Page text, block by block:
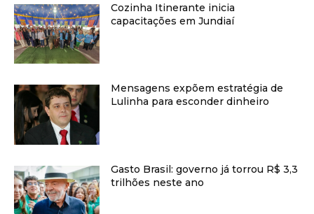
Cozinha Itinerante inicia
capacitações em Jundiaí
Mensagens expõem estratégia de
Lulinha para esconder dinheiro
Gasto Brasil: governo já torrou R$ 3,3
trilhões neste ano